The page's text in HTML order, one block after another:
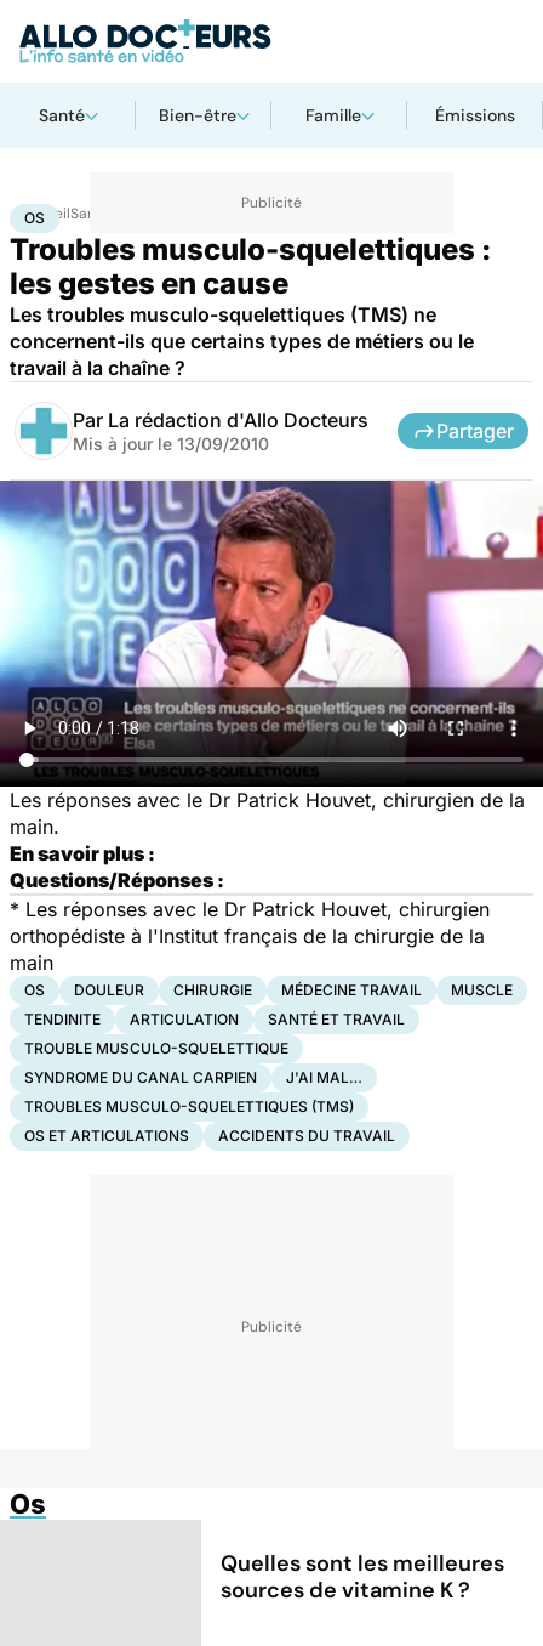
Santé Bien-être Famille Émissions
AccueilSanté
OS
Troubles musculo-squelettiques :
les gestes en cause
Les troubles musculo-squelettiques (TMS) ne
concernent-ils que certains types de métiers ou le
travail à la chaîne ?
Par La rédaction d'Allo Docteurs
Mis à jour le 13/09/2010
Partager
Les réponses avec le Dr Patrick Houvet, chirurgien de la
main.
En savoir plus :
Questions/Réponses :
* Les réponses avec le Dr Patrick Houvet, chirurgien
orthopédiste à l'Institut français de la chirurgie de la
main
OS DOULEUR CHIRURGIE MÉDECINE TRAVAIL
MUSCLE
TENDINITE
ARTICULATION
SANTÉ ET TRAVAIL
TROUBLE MUSCULO-SQUELETTIQUE
SYNDROME DU CANAL CARPIEN
J'AI MAL…
TROUBLES MUSCULO-SQUELETTIQUES (TMS)
OS ET ARTICULATIONS
ACCIDENTS DU TRAVAIL
Os
Quelles sont les meilleures
sources de vitamine K ?